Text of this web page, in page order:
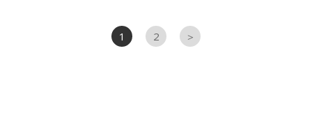
1 2 ＞